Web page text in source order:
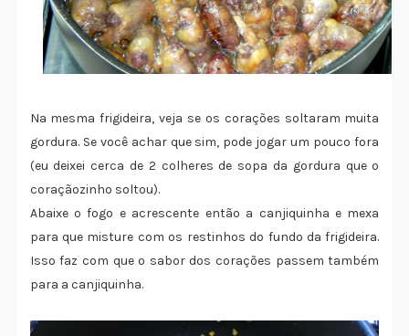
Na mesma frigideira, veja se os corações soltaram muita
gordura. Se você achar que sim, pode jogar um pouco fora
(eu deixei cerca de 2 colheres de sopa da gordura que o
coraçãozinho soltou).
Abaixe o fogo e acrescente então a canjiquinha e mexa
para que misture com os restinhos do fundo da frigideira.
Isso faz com que o sabor dos corações passem também
para a canjiquinha.